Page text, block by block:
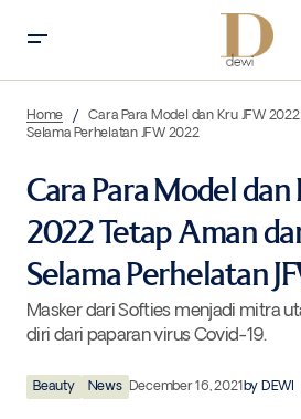
Perhelatan JFW 2022
Home
Cara Para Model dan Kru JFW
Selama Perhelatan JFW 2022
Cara Para Model dan
2022 Tetap Aman
Selama Perhelatan
Masker dari Softies menjadi mitra
diri dari paparan virus Covid-19.
Beauty News December 16, 2021by DEWI